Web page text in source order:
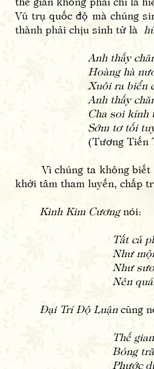
Vũ trụ quốc độ mà chúng
thành phải chịu sinh tử là
Anh thấy
Hoàng hà
Xuôi ra biển
Anh thấy
Cha soi kính
Sớm tơ tối
(Tương Tiến
Vì chúng ta không biết
khởi tâm tham luyến, chấp
Kinh Kim Cươngnói:
Tất cả
Như
Như
Nên
Đại Trí Độ Luậncũng
Thế
Bóng
Phước